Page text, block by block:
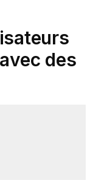
des